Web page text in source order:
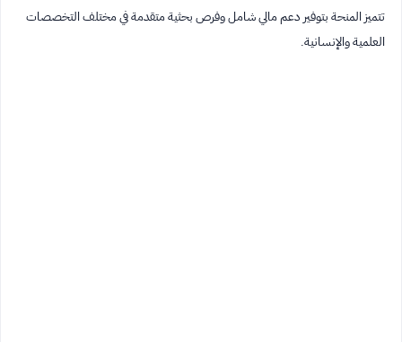
تتميز المنحة بتوفير دعم مالي شامل وفرص بحثية متقدمة في مختلف التخصصات
العلمية والإنسانية.